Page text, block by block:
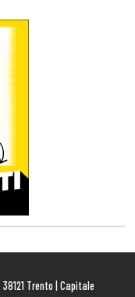
Trento | Capitale